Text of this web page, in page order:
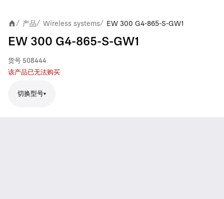
/ 产品/ Wireless systems/ EW 300 G4-865-S-GW1
EW 300 G4-865-S-GW1
货号 508444
该产品已无法购买
切换型号